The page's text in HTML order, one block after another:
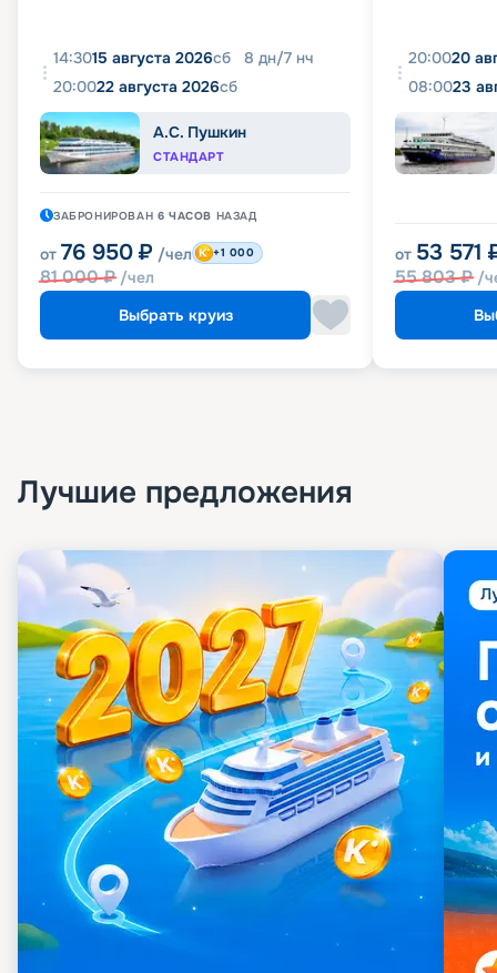
14:3015 августа 2026сб 8 дн/7 нч
20:0022 августа 2026сб
А.С. Пушкин
СТАНДАРТ
ЗАБРОНИРОВАН 6 ЧАСОВ НАЗАД
от 76 950 ₽ /чел
81 000₽ /чел
+1 000
Выбрать круиз
20:0020
08:0023
от 53 571
55 803₽ /
Лучшие предложения